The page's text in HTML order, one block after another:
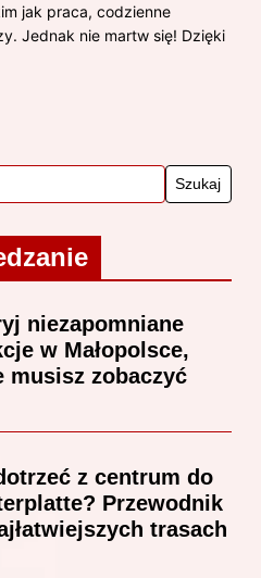
jak praca, codzienne
Jednak nie martw się! Dzięki
niezapomniane
w Małopolsce,
musisz zobaczyć
z centrum do
Przewodnik
trasach